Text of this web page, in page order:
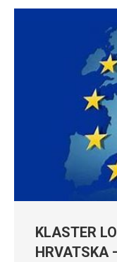
KLASTER
HRVATSKA